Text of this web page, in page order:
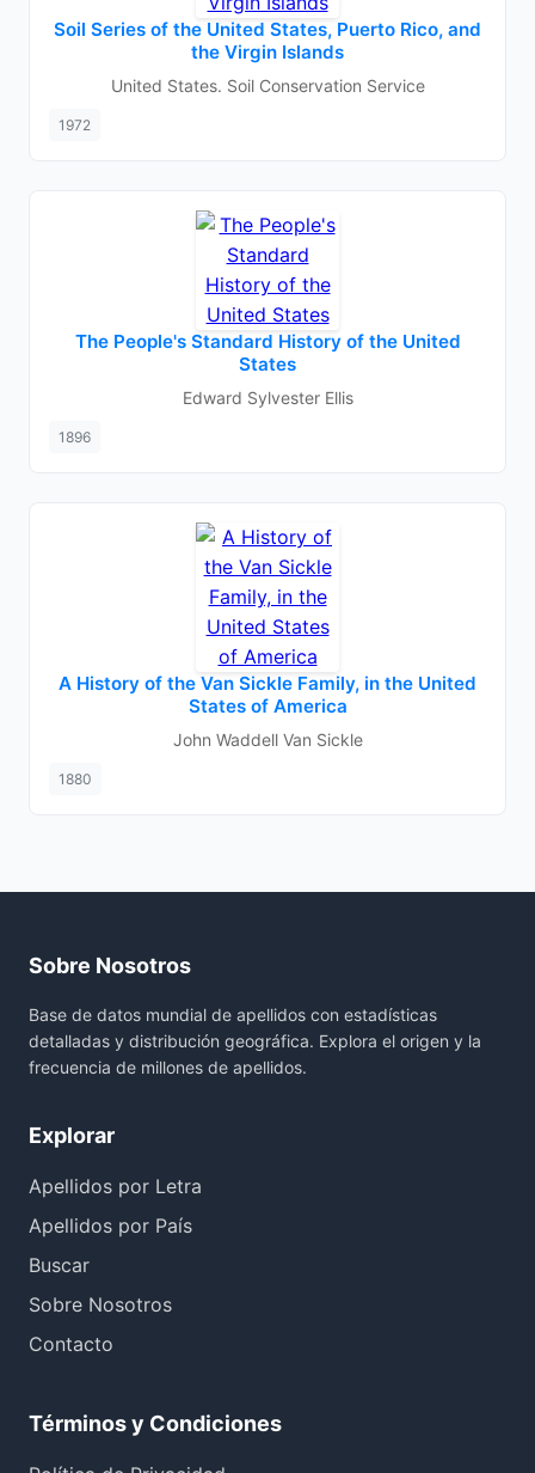
Soil Series of the United States, Puerto Rico, and
the Virgin Islands
United States. Soil Conservation Service
1972
The People's Standard History of the United
States
Edward Sylvester Ellis
1896
A History of the Van Sickle Family, in the United
States of America
John Waddell Van Sickle
1880
Sobre Nosotros
Base de datos mundial de apellidos con estadísticas
detalladas y distribución geográfica. Explora el origen y la
frecuencia de millones de apellidos.
Explorar
Apellidos por Letra
Apellidos por País
Buscar
Sobre Nosotros
Contacto
Términos y Condiciones